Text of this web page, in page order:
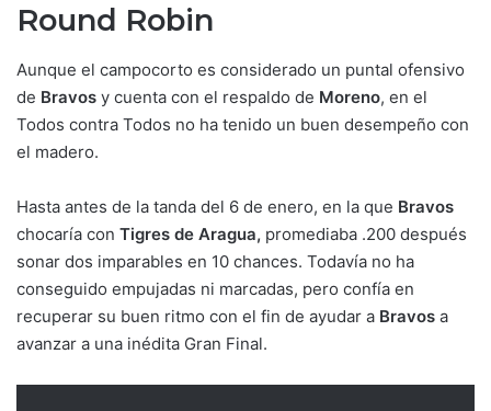
Round Robin
Aunque el campocorto es considerado un puntal ofensivo
de Bravos y cuenta con el respaldo de Moreno, en el
Todos contra Todos no ha tenido un buen desempeño con
el madero.
Hasta antes de la tanda del 6 de enero, en la que Bravos
chocaría con Tigres de Aragua, promediaba .200 después
sonar dos imparables en 10 chances. Todavía no ha
conseguido empujadas ni marcadas, pero confía en
recuperar su buen ritmo con el fin de ayudar a Bravos a
avanzar a una inédita Gran Final.